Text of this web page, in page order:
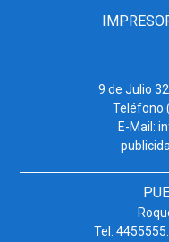
9 de Julio
Teléfono
E-Mail:
Tel: